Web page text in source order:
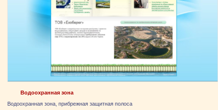
Водоохранная зона
Водоохранная зона, прибрежная защитная полоса